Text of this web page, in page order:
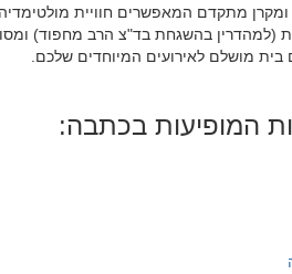
מתקדם המאפשרים חוויית
(למהדרין בהשגחת בד"צ הרב מחפוד)
מושלם לאירועים המיוחדים שלכם.
המופיעות בכתבה: